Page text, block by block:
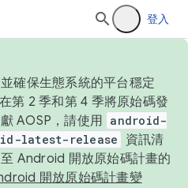
登入
確保生態系統的平台穩定
第 2 季和第 4 季將原始碼發
AOSP，請使用 android-
latest-release
資訊清
Android 開放原始碼計畫的
開放原始碼計畫變